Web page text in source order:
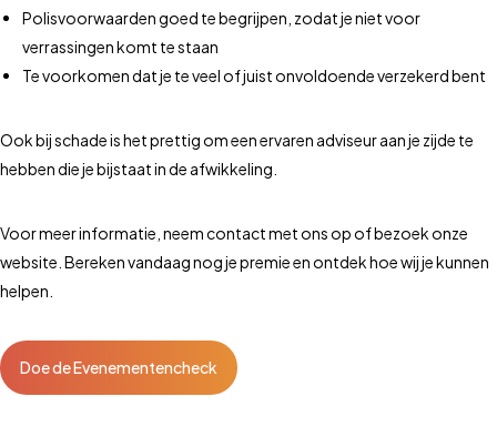
Polisvoorwaarden goed te begrijpen, zodat je niet voor
verrassingen komt te staan
Te voorkomen dat je te veel of juist onvoldoende verzekerd bent
Ook bij schade is het prettig om een ervaren adviseur aan je zijde te
hebben die je bijstaat in de afwikkeling.
Voor meer informatie, neem contact met ons op of bezoek onze
website. Bereken vandaag nog je premie en ontdek hoe wij je kunnen
helpen.
Doe de Evenementencheck